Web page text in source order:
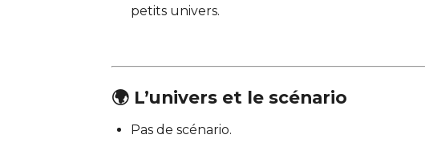
petits univers.
🌍 L’univers et le scénario
Pas de scénario.